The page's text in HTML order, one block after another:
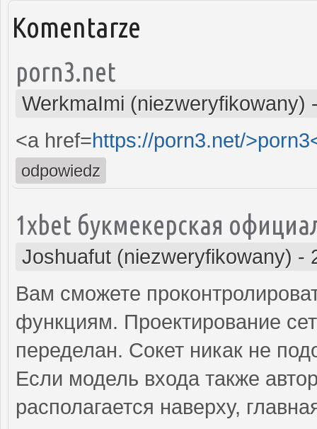
Komentarze
porn3.net
WerkmaImi (niezweryfikowany)
<a href=https://porn3.net/
odpowiedz
1xbet букмекерская
Joshuafut (niezweryfikowany) -
Вам сможете
функциям. Проектирование
переделан. Сокет никак не
Если модель входа также
располагается наверху,